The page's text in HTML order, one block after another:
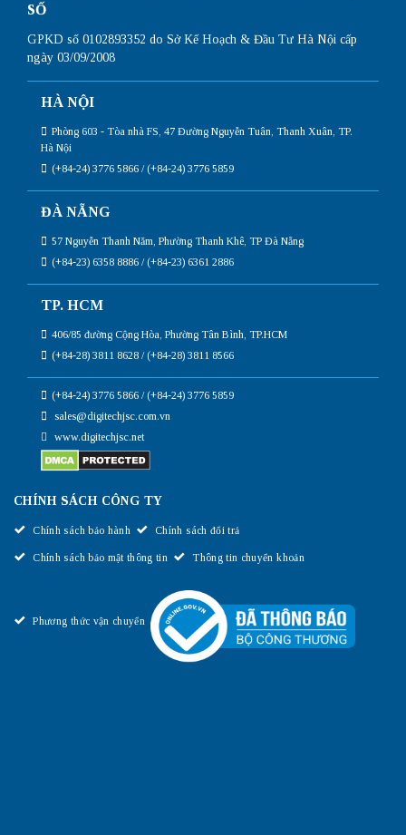
Digitech JSC cung cấp Router Juniper chính hãng giá tốt
SỐ
GPKD số 0102893352 do Sở Kế Hoạch & Đầu Tư Hà Nội cấp
ngày 03/09/2008
HÀ NỘI
Phòng 603 - Tòa nhà FS, 47 Đường Nguyễn Tuân, Thanh Xuân, TP.
Hà Nội
(+84-24) 3776 5866 / (+84-24) 3776 5859
ĐÀ NẴNG
57 Nguyễn Thanh Năm, Phường Thanh Khê, TP Đà Nẵng
(+84-23) 6358 8886 / (+84-23) 6361 2886
TP. HCM
406/85 đường Cộng Hòa, Phường Tân Bình, TP.HCM
(+84-28) 3811 8628 / (+84-28) 3811 8566
(+84-24) 3776 5866 / (+84-24) 3776 5859
sales@digitechjsc.com.vn
www.digitechjsc.net
CHÍNH SÁCH CÔNG TY
Chính sách bảo hành Chính sách đổi trả
Chính sách bảo mật thông tin Thông tin chuyển khoản
Phương thức vận chuyển